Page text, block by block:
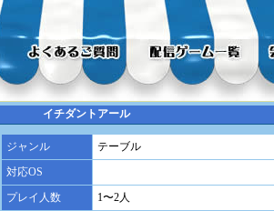
イチダントアール
ジャンル
テーブル
対応OS
プレイ人数
1〜2人